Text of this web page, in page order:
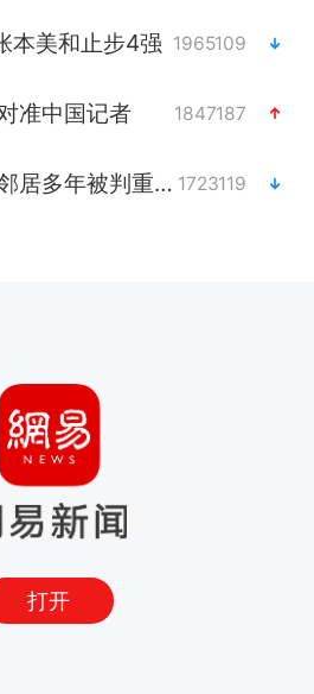
本美和止步4强 1965109
准中国记者 1847187
上门女婿出轨女邻居多年被判重婚罪 1723119
打开